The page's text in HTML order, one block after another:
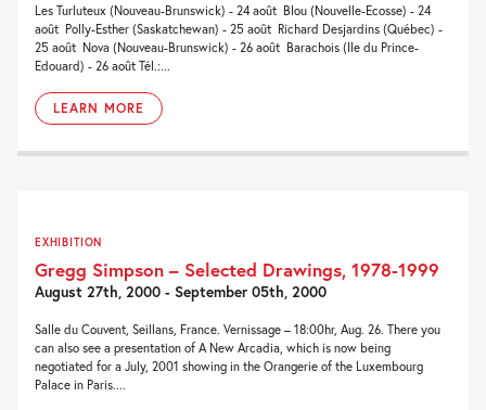
Les Turluteux (Nouveau-Brunswick) - 24 août  Blou (Nouvelle-Ecosse) - 24
août  Polly-Esther (Saskatchewan) - 25 août  Richard Desjardins (Québec) -
25 août  Nova (Nouveau-Brunswick) - 26 août  Barachois (Ile du Prince-
Edouard) - 26 août Tél.:...
LEARN MORE
EXHIBITION
Gregg Simpson – Selected Drawings, 1978-1999
August 27th, 2000 - September 05th, 2000
Salle du Couvent, Seillans, France. Vernissage – 18:00hr, Aug. 26. There you
can also see a presentation of A New Arcadia, which is now being
negotiated for a July, 2001 showing in the Orangerie of the Luxembourg
Palace in Paris....